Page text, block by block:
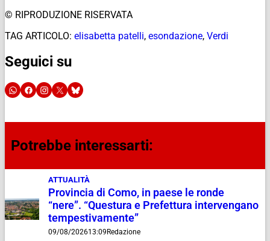
© RIPRODUZIONE RISERVATA
TAG ARTICOLO: elisabetta patelli, esondazione, Verdi
Seguici su
Potrebbe interessarti:
ATTUALITÀ
Provincia di Como, in paese le ronde
“nere”. “Questura e Prefettura intervengano
tempestivamente”
09/08/202613:09 Redazione